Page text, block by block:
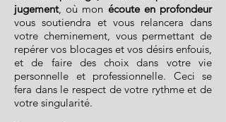
jugement, où mon écoute en profondeur
vous soutiendra et vous relancera dans
votre cheminement, vous permettant de
repérer vos blocages et vos désirs enfouis,
et de faire des choix dans votre vie
personnelle et professionnelle. Ceci se
fera dans le respect de votre rythme et de
votre singularité.